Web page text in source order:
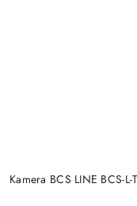
Kamera BCS LINE BCS-